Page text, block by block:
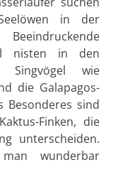
in der
nisten in den
wie
die Galapagos-
Besonderes sind
Finken, die
unterscheiden.
wunderbar